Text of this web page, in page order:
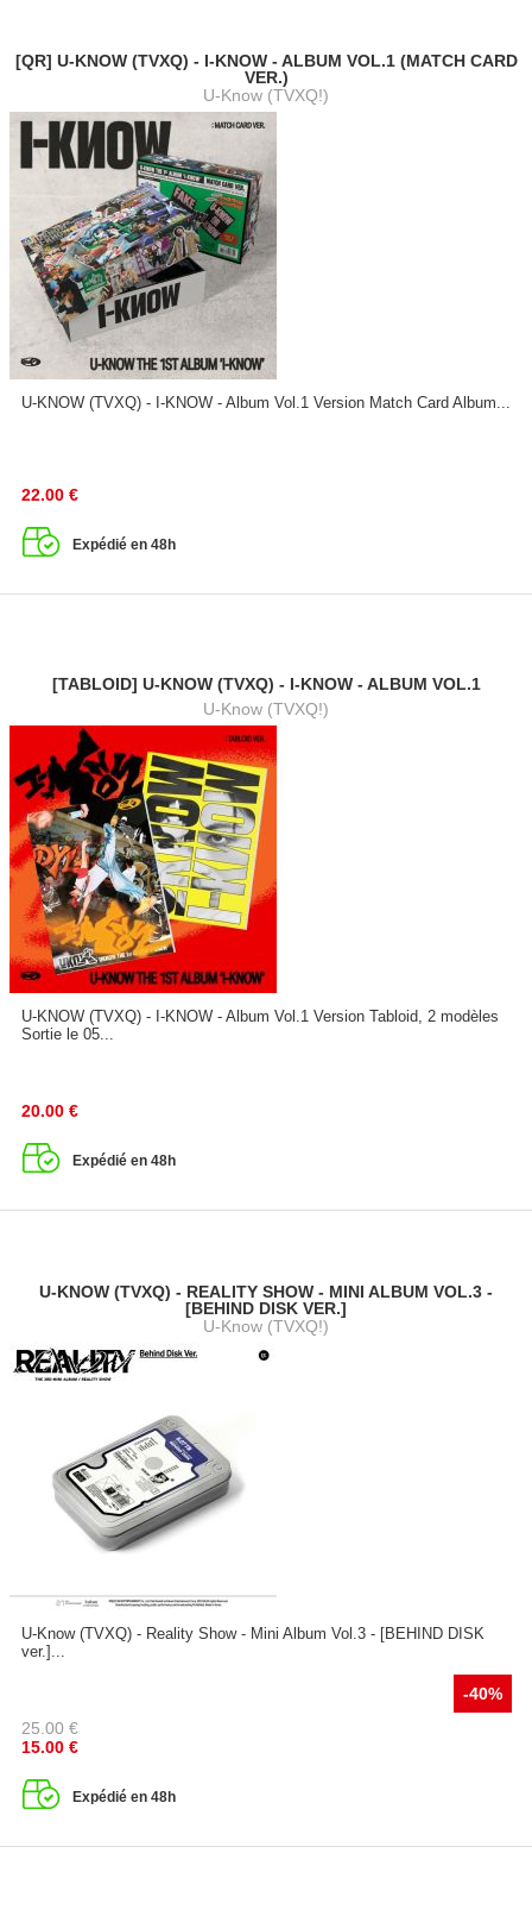
[QR] U-KNOW (TVXQ) - I-KNOW - ALBUM VOL.1 (MATCH CARD
VER.)
U-Know (TVXQ!)
U-KNOW (TVXQ) - I-KNOW - Album Vol.1 Version Match Card Album...
22.00 €
Expédié en 48h
[TABLOID] U-KNOW (TVXQ) - I-KNOW - ALBUM VOL.1
U-Know (TVXQ!)
U-KNOW (TVXQ) - I-KNOW - Album Vol.1 Version Tabloid, 2 modèles
Sortie le 05...
20.00 €
Expédié en 48h
U-KNOW (TVXQ) - REALITY SHOW - MINI ALBUM VOL.3 -
[BEHIND DISK VER.]
U-Know (TVXQ!)
U-Know (TVXQ) - Reality Show - Mini Album Vol.3 - [BEHIND DISK
ver.]...
-40%
25.00 €
15.00 €
Expédié en 48h